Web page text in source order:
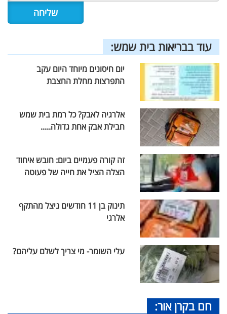
עוד בבריאות בית שמש:
יום חיסונים מיוחד היום עקב
התפרצות מחלת החצבת
אלרגיה לאבק? כל רמת בית שמש
חבילת אבק אחת גדולה.....
זה קורה פעמיים ביום: חובש איחוד
הצלה הציל את חייה של פעוטה
תינוק בן 11 חודשים ניצל מהתקף
אלרגי
עלי השומר- מי צריך לשלם עליהם?
חם בקרן אור: